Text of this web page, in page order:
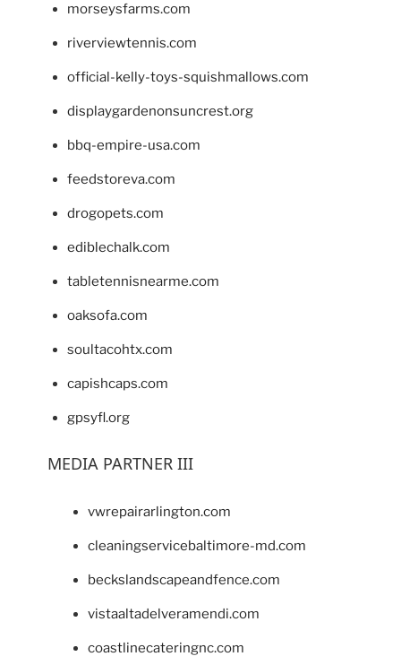
morseysfarms.com
riverviewtennis.com
official-kelly-toys-squishmallows.com
displaygardenonsuncrest.org
bbq-empire-usa.com
feedstoreva.com
drogopets.com
ediblechalk.com
tabletennisnearme.com
oaksofa.com
soultacohtx.com
capishcaps.com
gpsyfl.org
MEDIA PARTNER III
vwrepairarlington.com
cleaningservicebaltimore-md.com
beckslandscapeandfence.com
vistaaltadelveramendi.com
coastlinecateringnc.com